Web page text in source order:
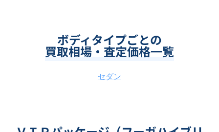
ボディタイプごとの
買取相場・査定価格一覧
セダン